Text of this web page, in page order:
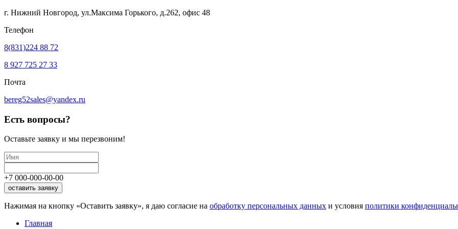
г. Нижний Новгород, ул.Максима Горького, д.262, офис 48
Телефон
8(831)224 88 72
8 927 725 27 33
Почта
bereg52sales@yandex.ru
Есть вопросы?
Оставьте заявку и мы перезвоним!
+7 000-000-00-00
оставить заявку
Нажимая на кнопку «Оставить заявку», я даю согласие на обработку персональных данных и условия политики
Главная